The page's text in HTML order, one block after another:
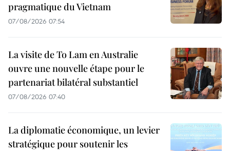
pragmatique du Vietnam
07/08/2026 07:54
La visite de To Lam en Australie
ouvre une nouvelle étape pour le
partenariat bilatéral substantiel
07/08/2026 07:40
La diplomatie économique, un levier
stratégique pour soutenir les